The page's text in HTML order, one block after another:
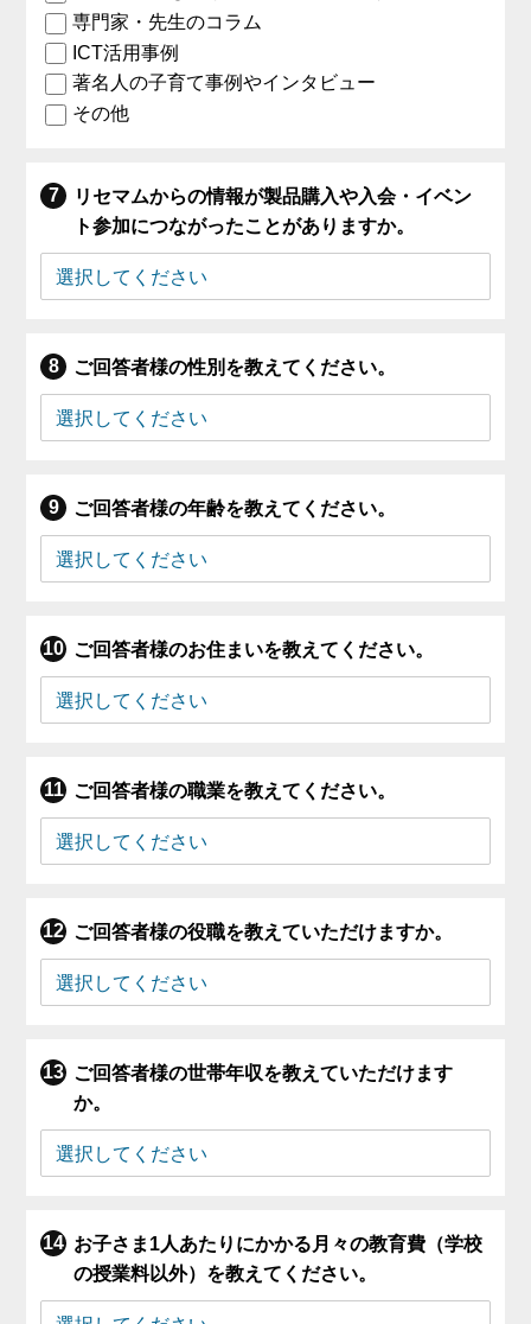
専門家・先生のコラム
ICT活用事例
著名人の子育て事例やインタビュー
その他
リセマムからの情報が製品購入や入会・イベン
ト参加につながったことがありますか。
ご回答者様の性別を教えてください。
ご回答者様の年齢を教えてください。
ご回答者様のお住まいを教えてください。
ご回答者様の職業を教えてください。
ご回答者様の役職を教えていただけますか。
ご回答者様の世帯年収を教えていただけます
か。
お子さま1人あたりにかかる月々の教育費（学校
の授業料以外）を教えてください。